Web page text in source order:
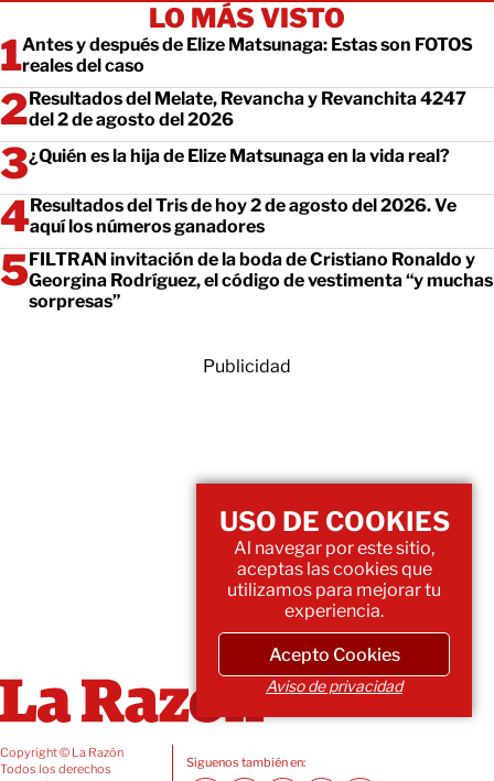
LO MÁS VISTO
Antes y después de Elize Matsunaga: Estas son FOTOS
reales del caso
Resultados del Melate, Revancha y Revanchita 4247
del 2 de agosto del 2026
¿Quién es la hija de Elize Matsunaga en la vida real?
Resultados del Tris de hoy 2 de agosto del 2026. Ve
aquí los números ganadores
FILTRAN invitación de la boda de Cristiano Ronaldo y
Georgina Rodríguez, el código de vestimenta “y muchas
sorpresas”
Publicidad
Copyright © La Razón
Todos los derechos
Siguenos también en:
USO DE COOKIES
Al navegar por este sitio,
aceptas las cookies que
utilizamos para mejorar tu
experiencia.
Acepto Cookies
Aviso de privacidad